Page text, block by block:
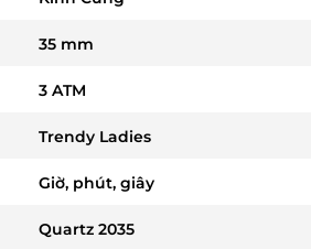
35 mm
3 ATM
Trendy Ladies
Giờ, phút, giây
Quartz 2035